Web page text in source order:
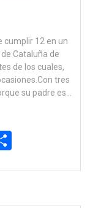
cumplir 12 en un
Cataluña de
de los cuales,
tres
su padre es…
p